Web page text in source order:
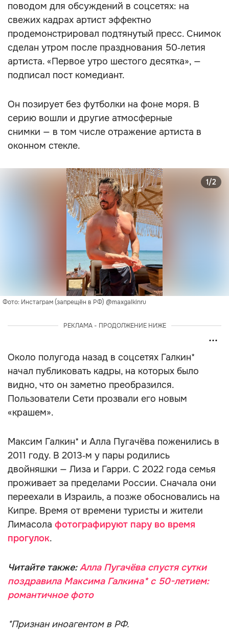
поводом для обсуждений в соцсетях: на
свежих кадрах артист эффектно
продемонстрировал подтянутый пресс. Снимок
сделан утром после празднования 50‑летия
артиста. «Первое утро шестого десятка», —
подписал пост комедиант.
Он позирует без футболки на фоне моря. В
серию вошли и другие атмосферные
снимки — в том числе отражение артиста в
оконном стекле.
Фото: Инстаграм (запрещён в РФ) @maxgalkinru
1/2
РЕКЛАМА - ПРОДОЛЖЕНИЕ НИЖЕ
Около полугода назад в соцсетях Галкин*
начал публиковать кадры, на которых было
видно, что он заметно преобразился.
Пользователи Сети прозвали его новым
«крашем».
Максим Галкин* и Алла Пугачёва поженились в
2011 году. В 2013‑м у пары родились
двойняшки — Лиза и Гарри. С 2022 года семья
проживает за пределами России. Сначала они
переехали в Израиль, а позже обосновались на
Кипре. Время от времени туристы и жители
Лимасола фотографируют пару во время
прогулок.
Читайте также:Алла Пугачёва спустя сутки
поздравила Максима Галкина* с 50-летием:
романтичное фото
*Признан иноагентом в РФ.